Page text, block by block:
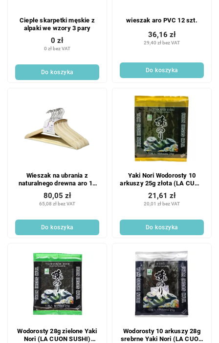
Ciepłe skarpetki męskie z
alpaki we wzory 3 pary
0 zł bez VAT
0 zł
Do koszyka
wieszak aro PVC 12 szt.
29,40 zł bez VAT
36,16 zł
Do koszyka
Wieszak na ubrania z
naturalnego drewna aro 12
szt.
65,08 zł bez VAT
80,05 zł
Do koszyka
Yaki Nori Wodorosty 10
arkuszy 25g złota (LA CUON
SUSHI)
20,01 zł bez VAT
21,61 zł
Do koszyka
Wodorosty 28g zielone Yaki
Nori (LA CUON SUSHI)
Wodorosty 10 arkuszy 28g
srebrne Yaki Nori (LA CUON